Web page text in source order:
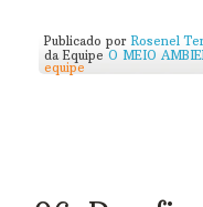
Publicado por Rosenel
da Equipe O MEIO
equipe